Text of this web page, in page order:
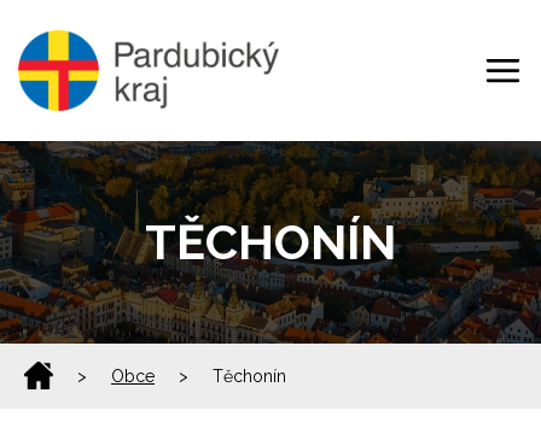
TĚCHONÍN
> Obce > Těchonín